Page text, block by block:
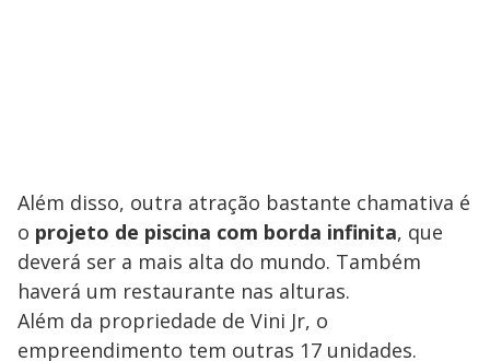
Além disso, outra atração bastante chamativa é
o projeto de piscina com borda infinita, que
deverá ser a mais alta do mundo. Também
haverá um restaurante nas alturas.
Além da propriedade de Vini Jr, o
empreendimento tem outras 17 unidades.